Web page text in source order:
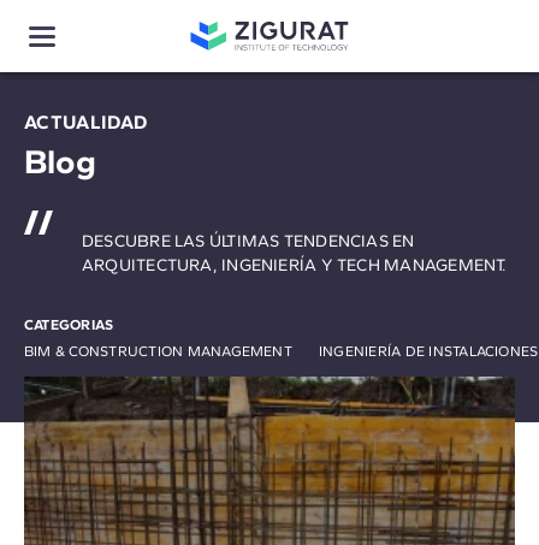
ACTUALIDAD
Blog
CATEGORIAS
BIM & CONSTRUCTION MANAGEMENT
INGENIERÍA DE
DESCUBRE LAS ÚLTIMAS TENDENCIAS EN
ARQUITECTURA, INGENIERÍA Y TECH MANAGEMENT.